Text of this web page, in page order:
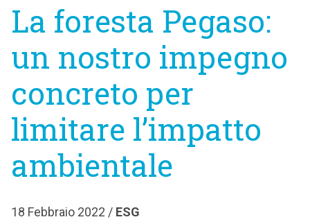
La foresta Pegaso:
un nostro impegno
concreto per
limitare l’impatto
ambientale
18 Febbraio 2022 / ESG